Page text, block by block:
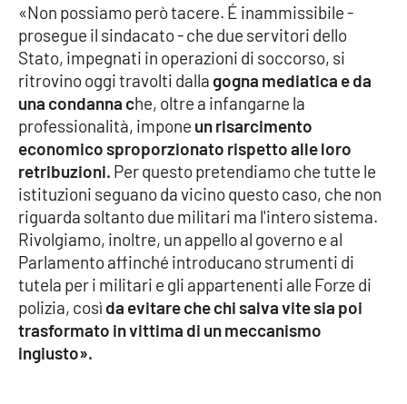
Good Morning Vietnam
Parchi Marini Calabria
Leggendo Alvaro insieme
Imprese Di Calabria
Le perfidie di Antonella Grippo
Venti di comunicazione
STREAMING
LaC TV
«Non possiamo però tacere. É inammissibile -
prosegue il sindacato - che due servitori dello
Stato, impegnati in operazioni di soccorso, si
ritrovino oggi travolti dalla gogna mediatica e da
una condanna che, oltre a infangarne la
professionalità, impone un risarcimento
economico sproporzionato rispetto alle loro
retribuzioni. Per questo pretendiamo che tutte le
istituzioni seguano da vicino questo caso, che non
riguarda soltanto due militari ma l'intero sistema.
Rivolgiamo, inoltre, un appello al governo e al
Parlamento affinché introducano strumenti di
tutela per i militari e gli appartenenti alle Forze di
polizia, così da evitare che chi salva vite sia poi
trasformato in vittima di un meccanismo
ingiusto».